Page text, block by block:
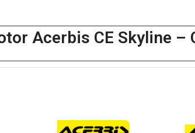
Acerbis CE Skyline –